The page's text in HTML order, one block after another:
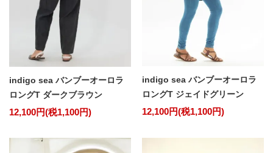
indigo sea バンブーオーロラ
ロングT ダークブラウン
12,100円(税1,100円)
indigo sea バンブーオーロラ
ロングT ジェイドグリーン
12,100円(税1,100円)